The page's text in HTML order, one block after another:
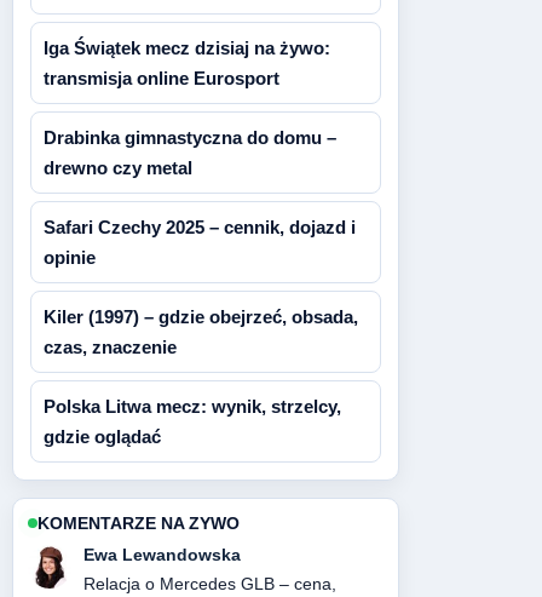
Iga Świątek mecz dzisiaj na żywo:
transmisja online Eurosport
Drabinka gimnastyczna do domu –
drewno czy metal
Safari Czechy 2025 – cennik, dojazd i
opinie
Kiler (1997) – gdzie obejrzeć, obsada,
czas, znaczenie
Polska Litwa mecz: wynik, strzelcy,
gdzie oglądać
KOMENTARZE NA ZYWO
Ewa Lewandowska
Relacja o Mercedes GLB – cena,